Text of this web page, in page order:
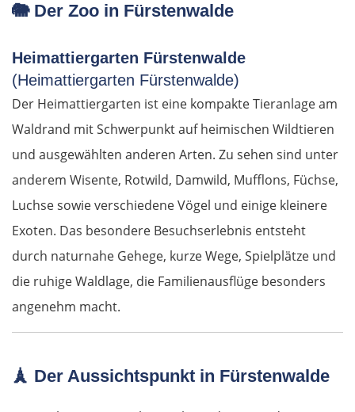
🐘 Der Zoo in Fürstenwalde
Heimattiergarten Fürstenwalde
(Heimattiergarten Fürstenwalde)
Der Heimattiergarten ist eine kompakte Tieranlage am
Waldrand mit Schwerpunkt auf heimischen Wildtieren
und ausgewählten anderen Arten. Zu sehen sind unter
anderem Wisente, Rotwild, Damwild, Mufflons, Füchse,
Luchse sowie verschiedene Vögel und einige kleinere
Exoten. Das besondere Besuchserlebnis entsteht
durch naturnahe Gehege, kurze Wege, Spielplätze und
die ruhige Waldlage, die Familienausflüge besonders
angenehm macht.
🗼 Der Aussichtspunkt in Fürstenwalde